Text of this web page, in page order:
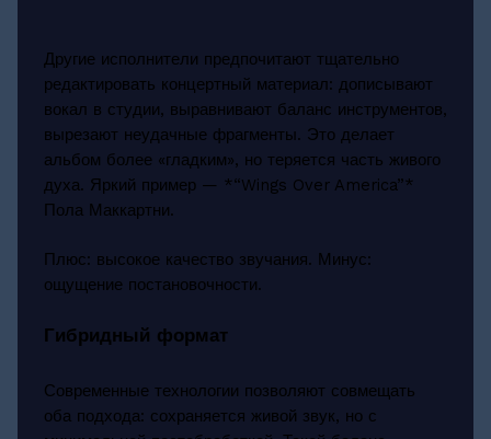
Другие исполнители предпочитают тщательно
редактировать концертный материал: дописывают
вокал в студии, выравнивают баланс инструментов,
вырезают неудачные фрагменты. Это делает
альбом более «гладким», но теряется часть живого
духа. Яркий пример — *“Wings Over America”*
Пола Маккартни.
Плюс: высокое качество звучания. Минус:
ощущение постановочности.
Гибридный формат
Современные технологии позволяют совмещать
оба подхода: сохраняется живой звук, но с